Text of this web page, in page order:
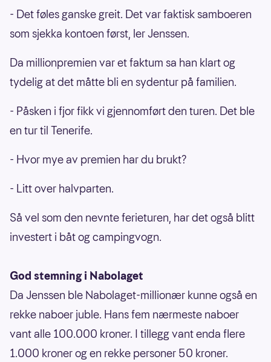
- Det føles ganske greit. Det var faktisk samboeren
som sjekka kontoen først, ler Jenssen.
Da millionpremien var et faktum sa han klart og
tydelig at det måtte bli en sydentur på familien.
- Påsken i fjor fikk vi gjennomført den turen. Det ble
en tur til Tenerife.
- Hvor mye av premien har du brukt?
- Litt over halvparten.
Så vel som den nevnte ferieturen, har det også blitt
investert i båt og campingvogn.
God stemning i Nabolaget
Da Jenssen ble Nabolaget-millionær kunne også en
rekke naboer juble. Hans fem nærmeste naboer
vant alle 100.000 kroner. I tillegg vant enda flere
1.000 kroner og en rekke personer 50 kroner.